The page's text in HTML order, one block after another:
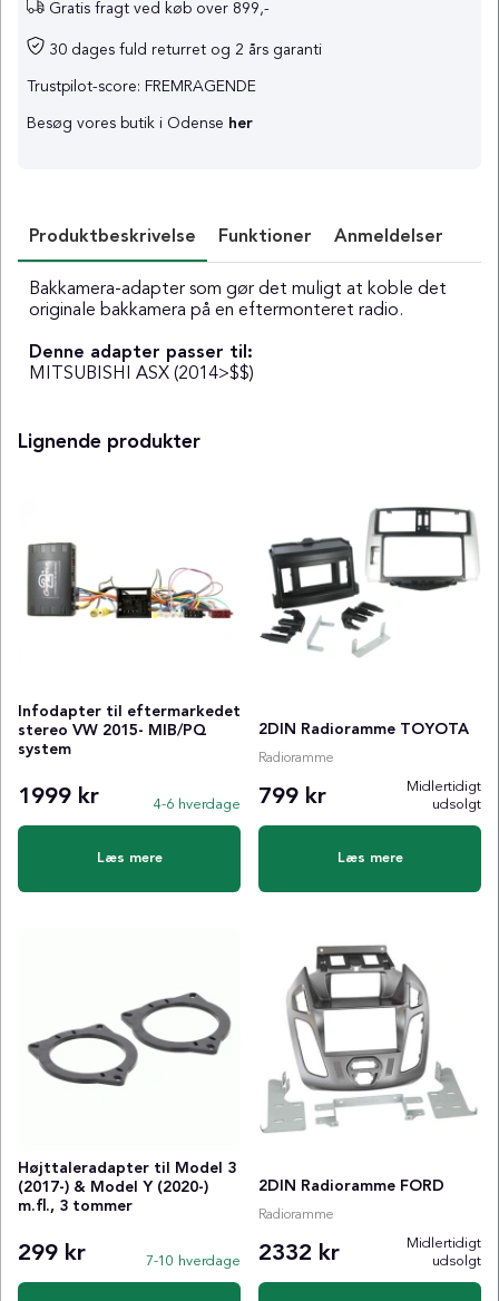
Gratis fragt ved køb over 899,-
30 dages fuld returret og 2 års garanti
Trustpilot-score: FREMRAGENDE
Besøg vores butik i Odense her
Produktbeskrivelse Funktioner Anmeldelser
Bakkamera-adapter som gør det muligt at koble det
originale bakkamera på en eftermonteret radio.
Denne adapter passer til:
MITSUBISHI ASX (2014>$$)
Lignende produkter
Infodapter til eftermarkedet
stereo VW 2015- MIB/PQ
system
1999 kr 4-6 hverdage
Læs mere
2DIN Radioramme TOYOTA
Radioramme
799 kr
Midlertidigt
udsolgt
Læs mere
Højttaleradapter til Model 3
(2017-) & Model Y (2020-)
m.fl., 3 tommer
299 kr 7-10 hverdage
2DIN Radioramme FORD
Radioramme
2332 kr
Midlertidigt
udsolgt